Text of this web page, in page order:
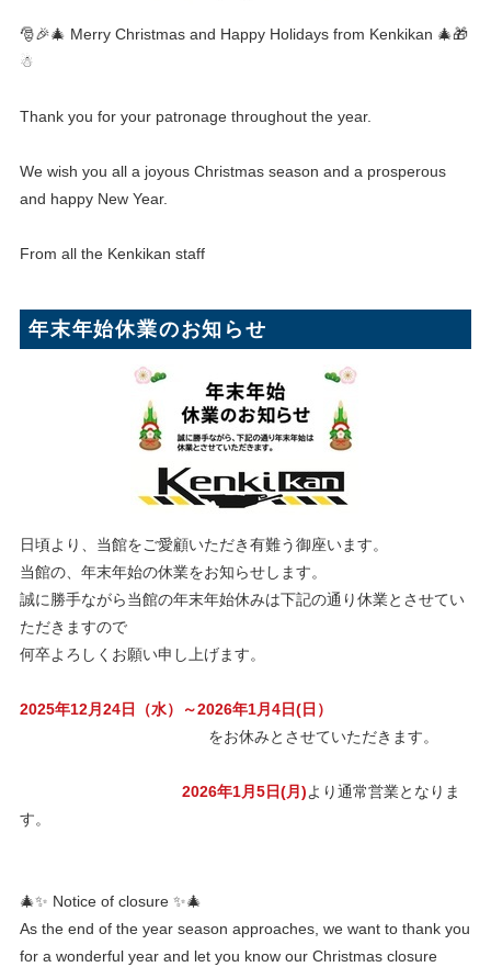
🎅🎉🎄 Merry Christmas and Happy Holidays from Kenkikan 🎄🎁
☃
Thank you for your patronage throughout the year.
We wish you all a joyous Christmas season and a prosperous
and happy New Year.
From all the Kenkikan staff
年末年始休業のお知らせ
日頃より、当館をご愛顧いただき有難う御座います。
当館の、年末年始の休業をお知らせします。
誠に勝手ながら当館の年末年始休みは下記の通り休業とさせてい
ただきますので
何卒よろしくお願い申し上げます。
2025年12月24日（水）～2026年1月4日(日）
をお休みとさせていただきます。
2026年1月5日(月)より通常営業となりま
す。
🎄✨ Notice of closure ✨🎄
As the end of the year season approaches, we want to thank you
for a wonderful year and let you know our Christmas closure